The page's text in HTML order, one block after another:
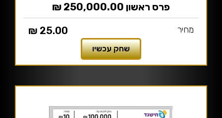
פרס ראשון 250,000.00 ₪
מחיר 25.00 ₪
שחק עכשיו